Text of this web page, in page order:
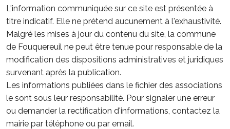
L'information communiquée sur ce site est présentée à
titre indicatif. Elle ne prétend aucunement à l'exhaustivité.
Malgré les mises à jour du contenu du site, la commune
de Fouquereuil ne peut être tenue pour responsable de la
modification des dispositions administratives et juridiques
survenant après la publication.
Les informations publiées dans le fichier des associations
le sont sous leur responsabilité. Pour signaler une erreur
ou demander la rectification d'informations, contactez la
mairie par téléphone ou par email.